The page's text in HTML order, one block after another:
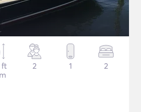
ft
2 1 2